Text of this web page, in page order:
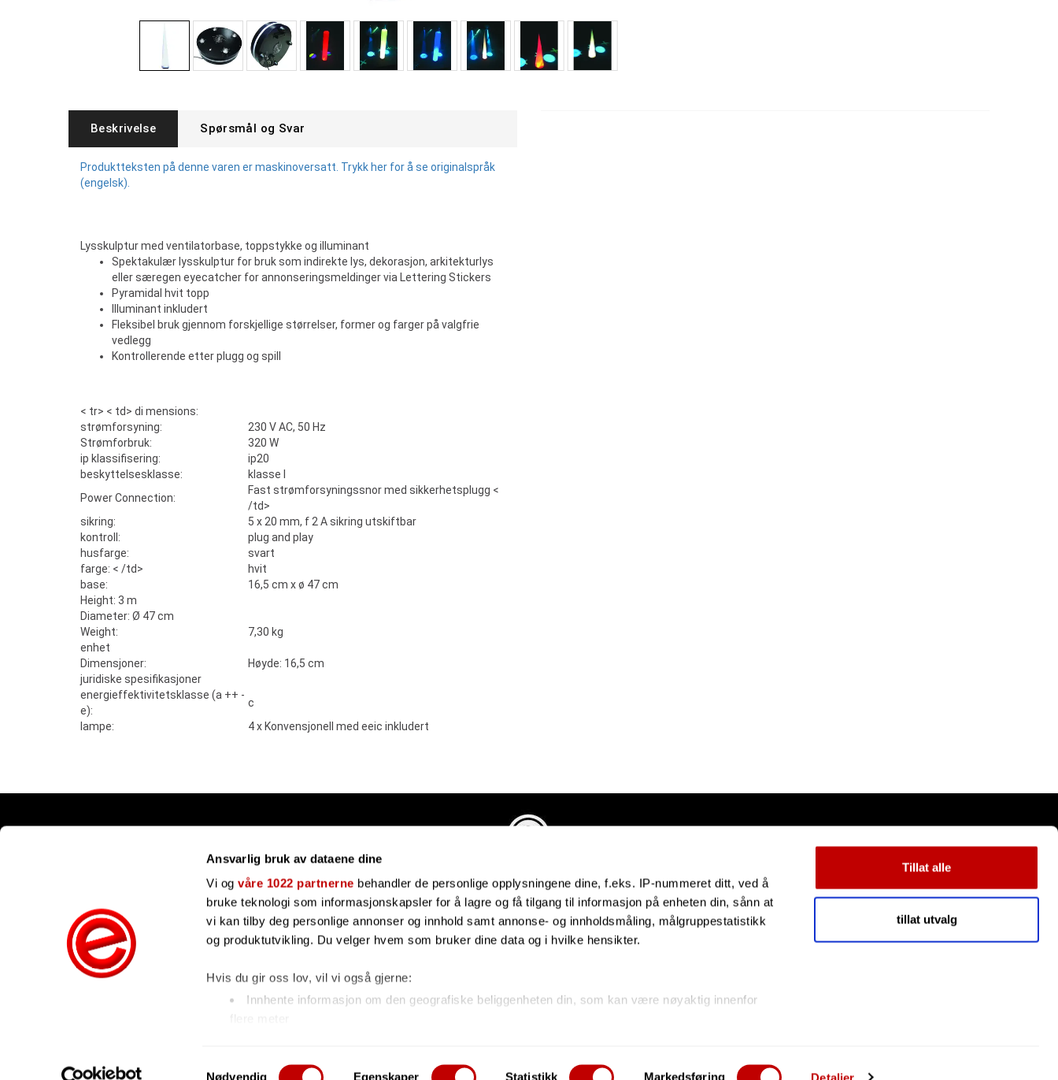
Ansvarlig bruk av dataene dine
Vi ogvåre 1022 partnerne behandler de personlige opplysningene dine, f.eks. IP-nummeret ditt, ved å
bruke teknologi som informasjonskapsler for å lagre og få tilgang til informasjon på enheten din, sånn at
vi kan tilby deg personlige annonser og innhold samt annonse- og innholdsmåling, målgruppestatistikk
og produktutvikling. Du velger hvem som bruker dine data og i hvilke hensikter.
Hvis du gir oss lov, vil vi også gjerne:
Innhente informasjon om den geografiske beliggenheten din, som kan være nøyaktig innenfor
flere meter
Samtykkevalg
Nødvendig Egenskaper Statistikk Markedsføring Detaljer
Tillat alle
tillat utvalg
Beskrivelse Spørsmål og Svar
Produktteksten på denne varen er maskinoversatt. Trykk her for å se originalspråk
(engelsk).
Lysskulptur med ventilatorbase, toppstykke og illuminant
Spektakulær lysskulptur for bruk som indirekte lys, dekorasjon, arkitekturlys
eller særegen eyecatcher for annonseringsmeldinger via Lettering Stickers
Pyramidal hvit topp
Illuminant inkludert
Fleksibel bruk gjennom forskjellige størrelser, former og farger på valgfrie
vedlegg
Kontrollerende etter plugg og spill
< tr> < td> di mensions:
strømforsyning:
230 V AC, 50 Hz
Strømforbruk:
320 W
ip klassifisering:
ip20
beskyttelsesklasse:
klasse I
Power Connection:
Fast strømforsyningssnor med sikkerhetsplugg <
/td>
sikring:
5 x 20 mm, f 2 A sikring utskiftbar
kontroll:
plug and play
husfarge:
svart
farge: < /td>
hvit
base:
16,5 cm x ø 47 cm
Height: 3 m
Diameter: Ø 47 cm
Weight:
7,30 kg
enhet
Dimensjoner:
Høyde: 16,5 cm
juridiske spesifikasjoner
energieffektivitetsklasse (a ++ -
e):
c
lampe:
4 x Konvensjonell med eeic inkludert
Bli forhandler
Ofte stilte spørsmål
Industriveien 4
4879 Grimstad
Organisasjonsnummer: 991434461